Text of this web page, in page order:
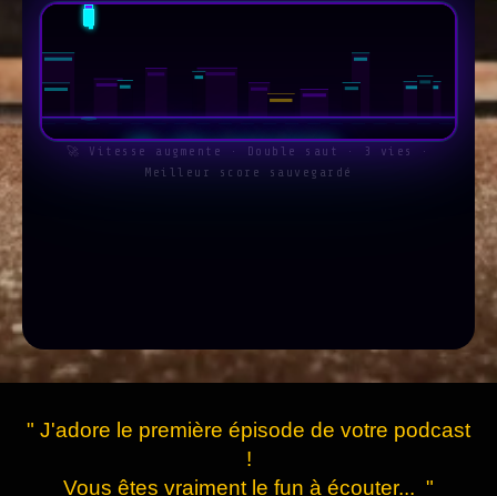
🎮 RUNNER
DU NIVEAU CACHÉ
🚀 Vitesse augmente · Double saut · 3 vies ·
Meilleur score sauvegardé
" J'adore le première épisode de votre podcast
!
Vous êtes vraiment le fun à écouter... "